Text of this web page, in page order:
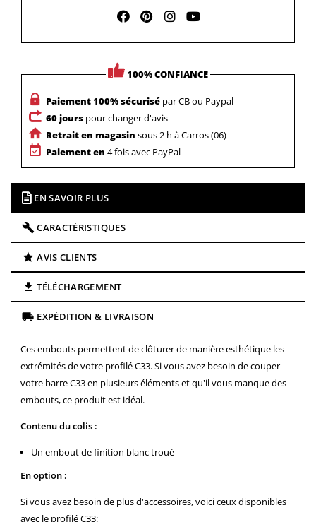
100% CONFIANCE
Paiement 100% sécurisé par CB ou Paypal
60 jours pour changer d'avis
Retrait en magasin sous 2 h à Carros (06)
Paiement en 4 fois avec PayPal
EN SAVOIR PLUS
CARACTÉRISTIQUES
AVIS CLIENTS
TÉLÉCHARGEMENT
EXPÉDITION & LIVRAISON
Ces embouts permettent de clôturer de manière esthétique les
extrémités de votre profilé C33. Si vous avez besoin de couper
votre barre C33 en plusieurs éléments et qu'il vous manque des
embouts, ce produit est idéal.
Contenu du colis :
Un embout de finition blanc troué
En option :
Si vous avez besoin de plus d'accessoires, voici ceux disponibles
avec le profilé C33: